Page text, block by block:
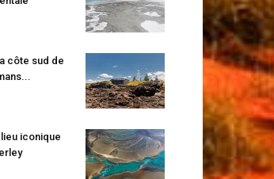
côte sud de
iconique